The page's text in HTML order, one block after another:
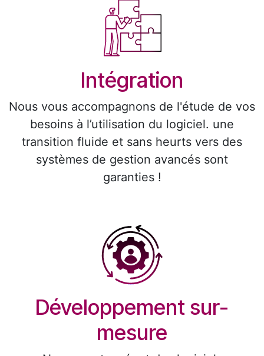
Intégration
Nous vous accompagnons de l'étude de vos
besoins à l’utilisation du logiciel. une
transition fluide et sans heurts vers des
systèmes de gestion avancés sont
garanties !
Développement sur-
mesure